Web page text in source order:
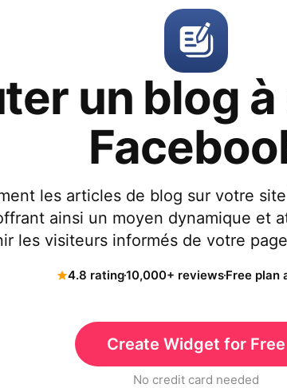
un blog
les articles de blog sur votre
ainsi un moyen dynamique et
les visiteurs informés de votre
4.8 rating10,000+ reviewsFree plan
Create Widget for Free
No credit card needed